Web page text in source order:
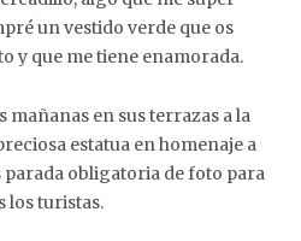
un vestido verde que os
y que me tiene enamorada.
mañanas en sus terrazas a la
estatua en homenaje a
parada obligatoria de foto para
los turistas.